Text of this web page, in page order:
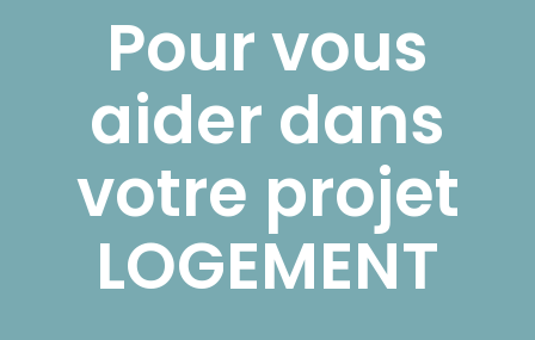
Pour vous
aider dans
votre projet
LOGEMENT